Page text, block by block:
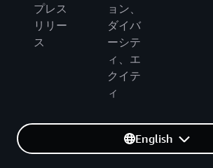
プレス
リリー
ス
ョン、
ダイバ
ーシテ
ィ、エ
クイテ
ィ
English